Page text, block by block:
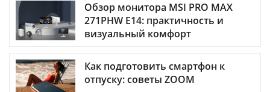
Обзор монитора MSI PRO MAX
271PHW E14: практичность и
визуальный комфорт
Как подготовить смартфон к
отпуску: советы ZOOM